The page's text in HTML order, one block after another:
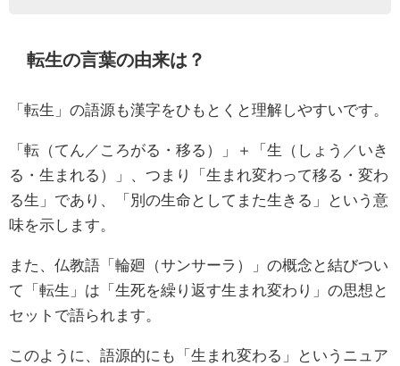
転生の言葉の由来は？
「転生」の語源も漢字をひもとくと理解しやすいです。
「転（てん／ころがる・移る）」＋「生（しょう／いき
る・生まれる）」、つまり「生まれ変わって移る・変わ
る生」であり、「別の生命としてまた生きる」という意
味を示します。
また、仏教語「輪廻（サンサーラ）」の概念と結びつい
て「転生」は「生死を繰り返す生まれ変わり」の思想と
セットで語られます。
このように、語源的にも「生まれ変わる」というニュア